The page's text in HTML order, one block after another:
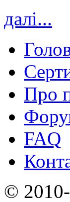
далі...
Про
FAQ
©